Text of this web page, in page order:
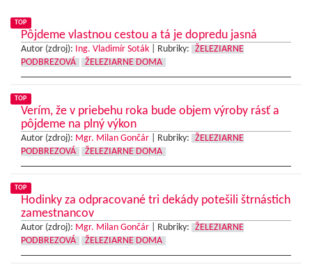
TOP
Pôjdeme vlastnou cestou a tá je dopredu jasná
Autor (zdroj): Ing. Vladimír Soták Rubriky:
ŽELEZIARNE
PODBREZOVÁ
ŽELEZIARNE DOMA
TOP
Verím, že v priebehu roka bude objem výroby rásť a
pôjdeme na plný výkon
Autor (zdroj): Mgr. Milan Gončár Rubriky:
ŽELEZIARNE
PODBREZOVÁ
ŽELEZIARNE DOMA
TOP
Hodinky za odpracované tri dekády potešili štrnástich
zamestnancov
Autor (zdroj): Mgr. Milan Gončár Rubriky:
ŽELEZIARNE
PODBREZOVÁ
ŽELEZIARNE DOMA